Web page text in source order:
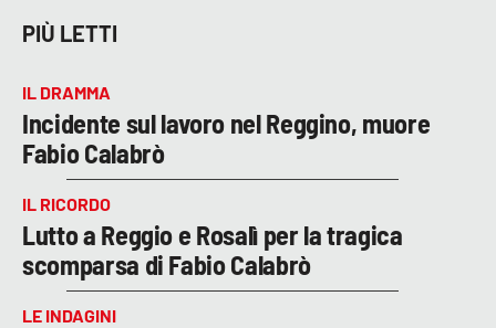
PIÙ LETTI
IL DRAMMA
Incidente sul lavoro nel Reggino, muore
Fabio Calabrò
IL RICORDO
Lutto a Reggio e Rosalì per la tragica
scomparsa di Fabio Calabrò
LE INDAGINI